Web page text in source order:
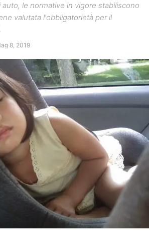
le normative in vigore stabiliscono
valutata l'obbligatorietà per il
8, 2019